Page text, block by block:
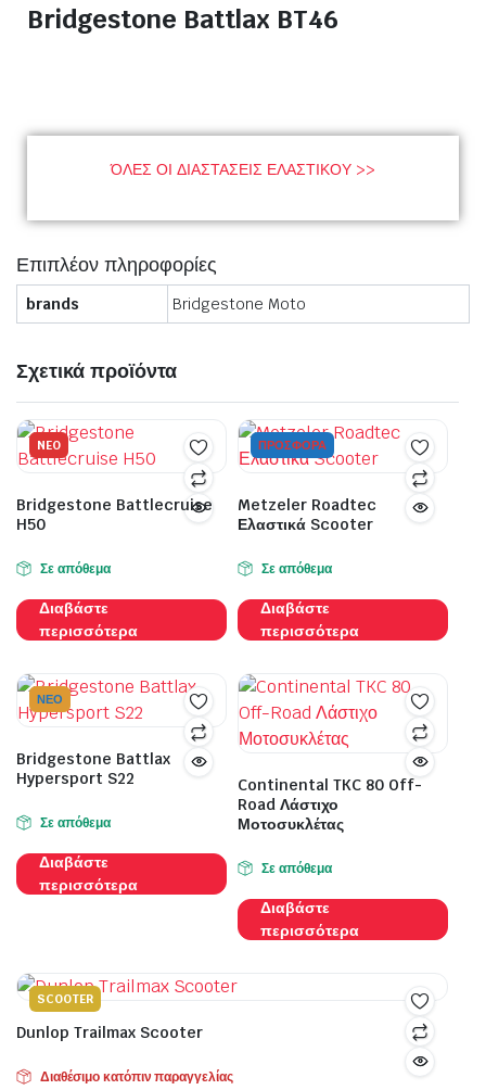
Bridgestone Battlax BT46
ΌΛΕΣ ΟΙ ΔΙΑΣΤΑΣΕΙΣ ΕΛΑΣΤΙΚΟΥ >>
Επιπλέον πληροφορίες
brands Bridgestone Moto
Σχετικά προϊόντα
NEO
Bridgestone Battlecruise
H50
Σε απόθεμα
Διαβάστε
περισσότερα
ΠΡΟΣΦΟΡΑ
Metzeler Roadtec
Ελαστικά Scooter
Σε απόθεμα
Διαβάστε
περισσότερα
ΝΕΟ
Bridgestone Battlax
Hypersport S22
Σε απόθεμα
Διαβάστε
περισσότερα
Continental TKC 80 Off-
Road Λάστιχο
Μοτοσυκλέτας
Σε απόθεμα
Διαβάστε
περισσότερα
SCOOTER
Dunlop Trailmax Scooter
Διαθέσιμο κατόπιν παραγγελίας